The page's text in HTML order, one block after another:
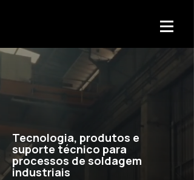
Tecnologia, produtos e
suporte técnico para
processos de soldagem
industriais